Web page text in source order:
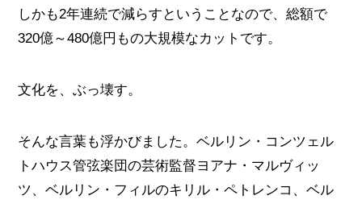
しかも2年連続で減らすということなので、総額で
320億～480億円もの大規模なカットです。
文化を、ぶっ壊す。
そんな言葉も浮かびました。ベルリン・コンツェル
トハウス管弦楽団の芸術監督ヨアナ・マルヴィッ
ツ、ベルリン・フィルのキリル・ペトレンコ、ベル